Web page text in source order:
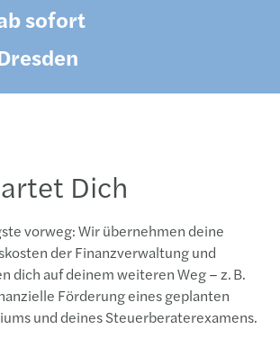
sofort
Dich
vorweg: Wir übernehmen deine
der Finanzverwaltung und
dich auf deinem weiteren Weg – z. B.
Förderung eines geplanten
und deines Steuerberaterexamens.